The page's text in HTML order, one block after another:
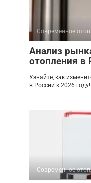
Современное
Анализ
отопления в
Узнайте, как
в России к 2026
Современное